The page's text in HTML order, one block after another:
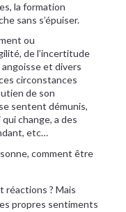
la formation
sans s’épuiser.
ou
de l’incertitude
et divers
circonstances
de son
sentent démunis,
change, a des
etc…
comment être
réactions ? Mais
propres sentiments